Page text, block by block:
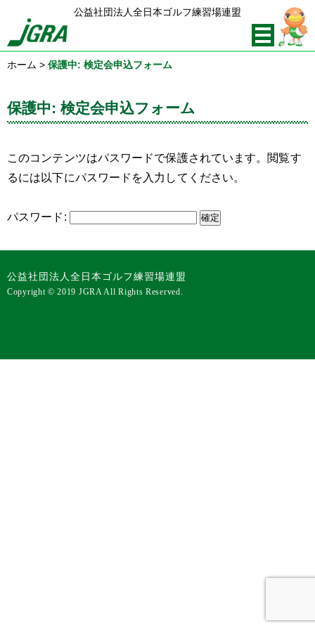
公益社団法人全日本ゴルフ練習場連盟
ホーム > 保護中: 検定会申込フォーム
保護中: 検定会申込フォーム
このコンテンツはパスワードで保護されています。閲覧す
るには以下にパスワードを入力してください。
パスワード:
公益社団法人全日本ゴルフ練習場連盟
Copyright © 2019 JGRA All Rights Reserved.